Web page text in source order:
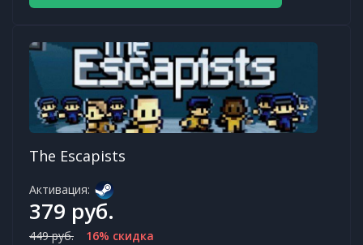
The Escapists
Активация:
379 руб.
449 руб. 16% скидка